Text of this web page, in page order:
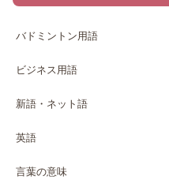
バドミントン用語
ビジネス用語
新語・ネット語
英語
言葉の意味